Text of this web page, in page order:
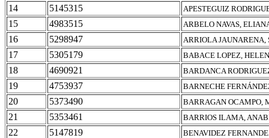
14 5145315 APESTEGUIZ
15 4983515 ARBELO NAVAS,
16 5298947 ARRIOLA JAUNARENA,
17 5305179 BABACE LOPEZ,
18 4690921 BARDANCA
19 4753937 BARNECHE
20 5373490 BARRAGAN OCAMPO,
21 5353461 BARRIOS ILAMA,
22 5147819 BENAVIDEZ